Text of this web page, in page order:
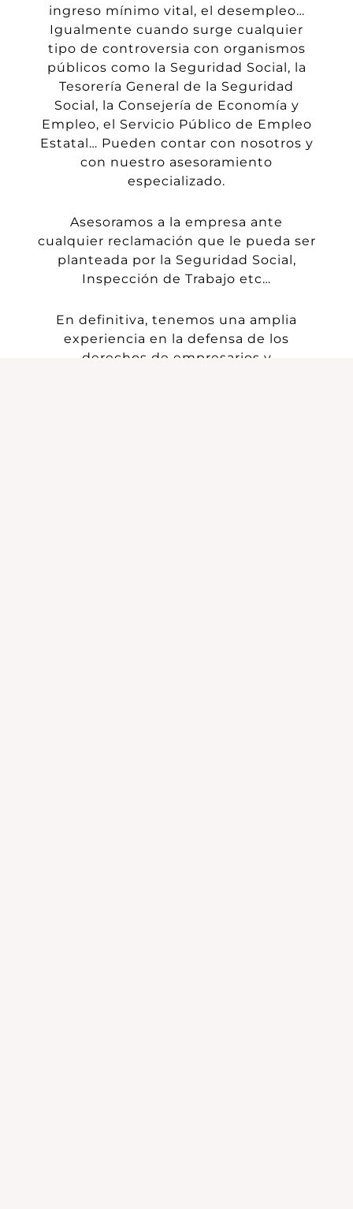
ingreso mínimo vital, el desempleo…
Igualmente cuando surge cualquier
tipo de controversia con organismos
públicos como la Seguridad Social, la
Tesorería General de la Seguridad
Social, la Consejería de Economía y
Empleo, el Servicio Público de Empleo
Estatal… Pueden contar con nosotros y
con nuestro asesoramiento
especializado.
Asesoramos a la empresa ante
cualquier reclamación que le pueda ser
planteada por la Seguridad Social,
Inspección de Trabajo etc…
En definitiva, tenemos una amplia
experiencia en la defensa de los
derechos de empresarios y